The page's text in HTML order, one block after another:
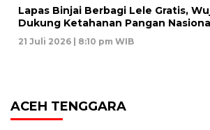
Lapas Binjai Berbagi Lele Gratis,
Dukung Ketahanan Pangan
21 Juli 2026 | 8:10 pm WIB
ACEH TENGGARA